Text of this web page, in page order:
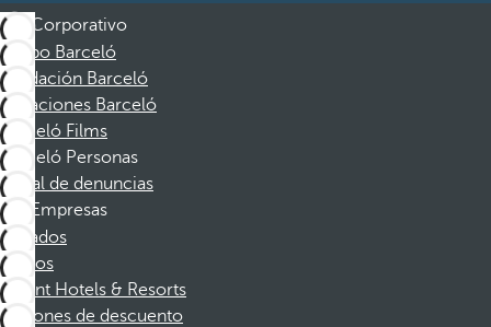
Corporativo
Grupo Barceló
Fundación Barceló
Vacaciones Barceló
Barceló Films
Barceló Personas
Canal de denuncias
Empresas
Afiliados
Socios
Dorint Hotels & Resorts
Cupones de descuento